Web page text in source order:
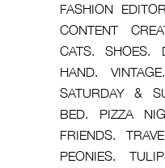
FASHION
CONTENT
CATS. SHOES.
HAND.
SATURDAY &
BED. PIZZA
FRIENDS.
PEONIES.